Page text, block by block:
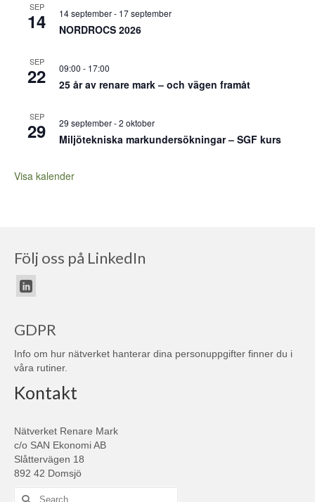
SEP
14 14 september- 17 september
NORDROCS 2026
SEP
22 09:00 - 17:00
25 år av renare mark – och vägen framåt
SEP
29 29 september-2 oktober
Miljötekniska markundersökningar – SGF kurs
Visa kalender
Följ oss på LinkedIn
GDPR
Info om hur nätverket hanterar dina personuppgifter finner du i
våra rutiner.
Kontakt
Nätverket Renare Mark
c/o SAN Ekonomi AB
Slåttervägen 18
892 42 Domsjö
Search